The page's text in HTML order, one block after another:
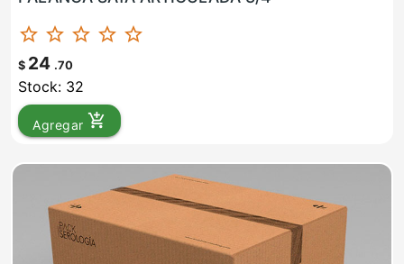
star_border star_border star_border star_border star_border
$ 24 .70
Stock: 32
Agregar add_shopping_cart